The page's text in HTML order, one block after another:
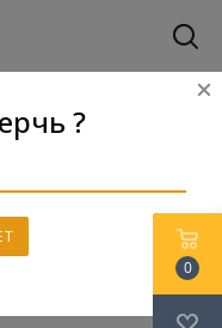
?
- Браслеты
0